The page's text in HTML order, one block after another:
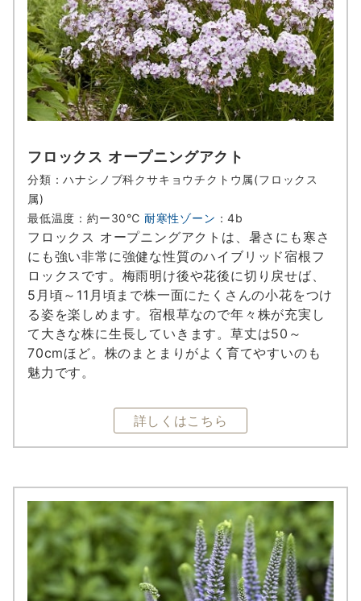
フロックス オープニングアクト
分類：ハナシノブ科クサキョウチクトウ属(フロックス
属)
最低温度：約ー30℃ 耐寒性ゾーン ：4b
フロックス オープニングアクトは、暑さにも寒さ
にも強い非常に強健な性質のハイブリッド宿根フ
ロックスです。梅雨明け後や花後に切り戻せば、
5月頃～11月頃まで株一面にたくさんの小花をつけ
る姿を楽しめます。宿根草なので年々株が充実し
て大きな株に生長していきます。草丈は50～
70cmほど。株のまとまりがよく育てやすいのも
魅力です。
詳しくはこちら